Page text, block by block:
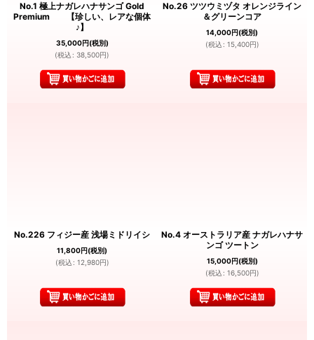
No.1 極上ナガレハナサンゴ Gold
Premium 【珍しい、レアな個体
♪】
35,000円(税別)
(税込 : 38,500円)
No.26 ツツウミヅタ オレンジライン
＆グリーンコア
14,000円(税別)
(税込 : 15,400円)
No.226 フィジー産 浅場ミドリイシ
11,800円(税別)
(税込 : 12,980円)
No.4 オーストラリア産 ナガレハナサ
ンゴ ツートン
15,000円(税別)
(税込 : 16,500円)